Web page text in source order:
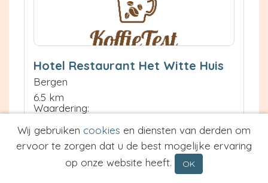
Hotel Restaurant Het Witte Huis
Bergen
6.5 km
Waardering:
Neem contact op
Meer informatie
Wij gebruiken cookies en diensten van derden om
ervoor te zorgen dat u de best mogelijke ervaring
op onze website heeft.
OK